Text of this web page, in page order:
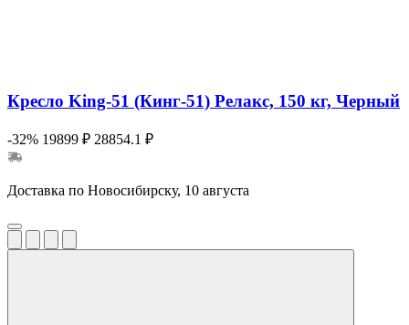
Кресло King-51 (Кинг-51) Релакс, 150 кг, Черный
-32% 19899 ₽ 28854.1 ₽
Доставка по Новосибирску, 10 августа